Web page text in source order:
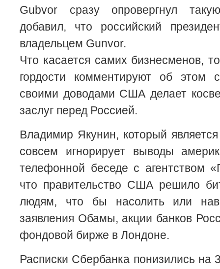
Gubvor сразу опровергнул
добавил, что российский
владельцем Gunvor.
Что касается самих бизнесменов,
гордости комментируют об этом
своими доводами США делает
заслуг перед Россией.
Владимир Якунин, который
совсем игнорирует выводы
телефонной беседе с агентством
что правительство США решило
людям, что бы насолить или
заявления Обамы, акции банков
фондовой бирже в Лондоне.
Расписки Сбербанка понизились на